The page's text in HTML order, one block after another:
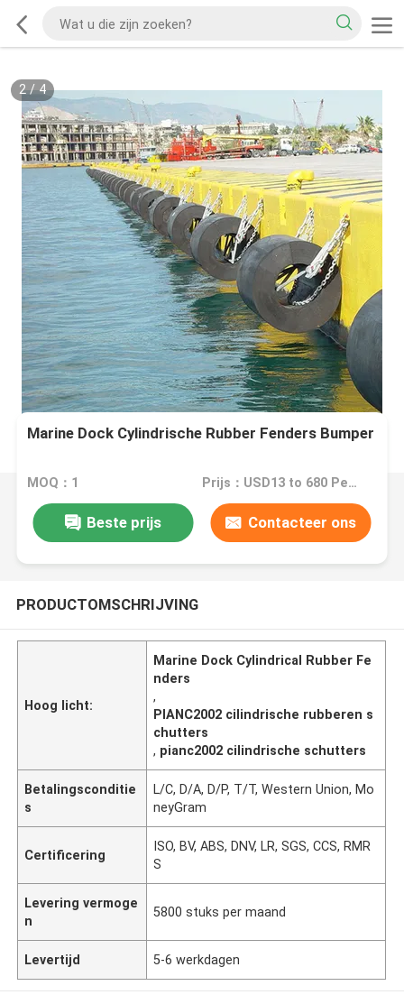
2/4
Marine Dock Cylindrische Rubber Fenders Bumper
MOQ：1 Prijs：USD13 to 680 Per Piece
Beste prijs Contacteer ons
PRODUCTOMSCHRIJVING
Hoog licht:
Marine Dock Cylindrical Rubber Fe
nders
,
PIANC2002 cilindrische rubberen s
chutters
, pianc2002 cilindrische schutters
Betalingsconditie
s
L/C, D/A, D/P, T/T, Western Union, Mo
neyGram
Certificering
ISO, BV, ABS, DNV, LR, SGS, CCS, RMR
S
Levering vermoge
n
5800 stuks per maand
Levertijd 5-6 werkdagen